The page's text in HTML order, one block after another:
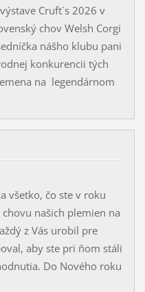
Cruft´s 2026 v
chov Welsh Corgi
nášho klubu pani
konkurencii tých
na legendárnom
všetko, čo ste v roku
našich plemien na
z Vás urobil pre
aby ste pri ňom stáli
Do Nového roku